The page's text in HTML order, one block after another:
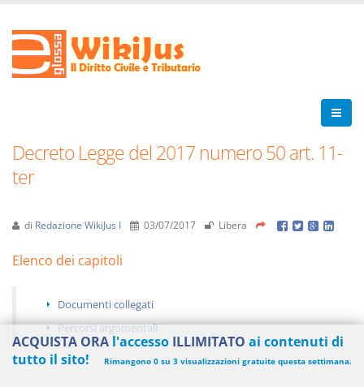
Decreto Legge del 2017 numero 50 art. 11-
ter
di Redazione WikiJus I 03/07/2017 Libera
Elenco dei capitoli
Documenti collegati
Percorsi argomentali
ACQUISTA ORA l'accesso ILLIMITATO ai contenuti di
tutto il sito!
Rimangono 0 su 3 visualizzazioni gratuite questa settimana.